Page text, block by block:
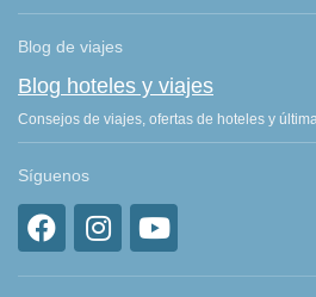
Blog de viajes
Blog hoteles y viajes
Consejos de viajes, ofertas de hoteles y
Síguenos